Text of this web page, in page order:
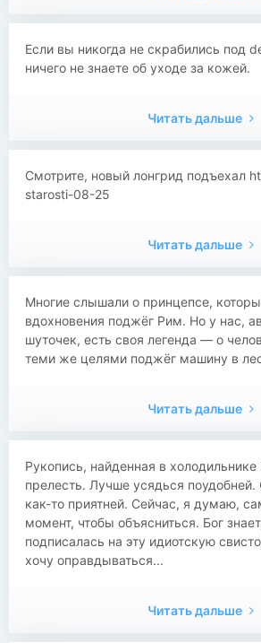
Если вы никогда не скрабились под
ничего не знаете об уходе за кожей.
Читать дальше
Смотрите, новый лонгрид подъехал
starosti-08-25
Читать дальше
Многие слышали о принцепсе,
вдохновения поджёг Рим. Но у нас,
шуточек, есть своя легенда — о
теми же целями поджёг машину в
Читать дальше
Рукопись, найденная в
прелесть. Лучше усядься поудобней.
как-то приятней. Сейчас, я думаю,
момент, чтобы объясниться. Бог
подписалась на эту идиотскую
хочу оправдываться...
Читать дальше